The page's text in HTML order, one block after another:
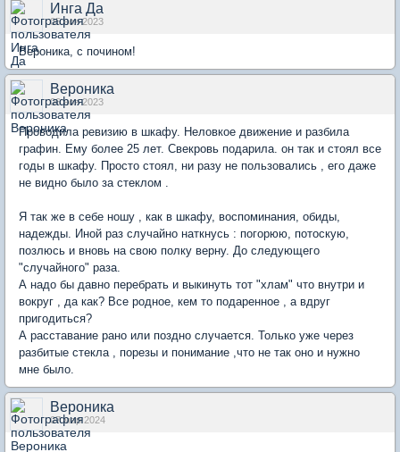
Инга Да
05 ноя 2023
Вероника, с почином!
Вероника
06 ноя 2023
Проводила ревизию в шкафу. Неловкое движение и разбила
графин. Ему более 25 лет. Свекровь подарила. он так и стоял все
годы в шкафу. Просто стоял, ни разу не пользовались , его даже
не видно было за стеклом .
Я так же в себе ношу , как в шкафу, воспоминания, обиды,
надежды. Иной раз случайно наткнусь : погорюю, потоскую,
позлюсь и вновь на свою полку верну. До следующего
"случайного" раза.
А надо бы давно перебрать и выкинуть тот "хлам" что внутри и
вокруг , да как? Все родное, кем то подаренное , а вдруг
пригодиться?
А расставание рано или поздно случается. Только уже через
разбитые стекла , порезы и понимание ,что не так оно и нужно
мне было.
Вероника
07 мар 2024